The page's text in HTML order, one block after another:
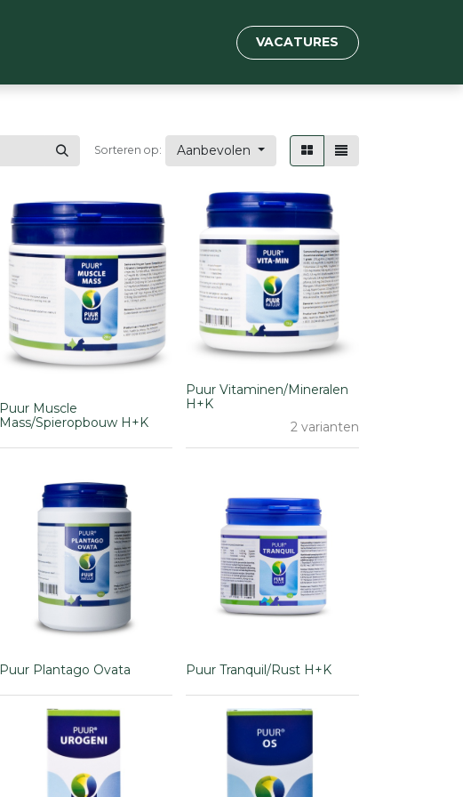
VACATURES
Sorteren op: Aanbevolen
Puur Muscle
Mass/Spieropbouw H+K
Puur Vitaminen/Mineralen
H+K
2 varianten
Puur Plantago Ovata Puur Tranquil/Rust H+K